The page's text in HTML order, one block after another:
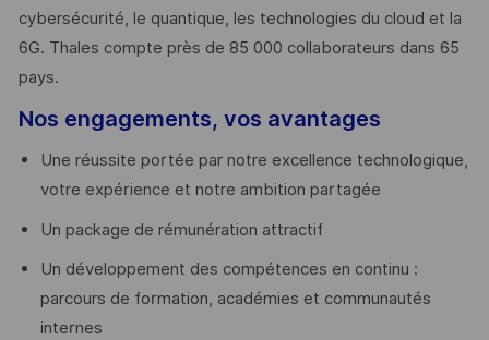
cybersécurité, le quantique, les technologies du cloud et la
6G. Thales compte près de 85 000 collaborateurs dans 65
pays. ​
Nos engagements, vos avantages
Une réussite portée par notre excellence technologique,
votre expérience et notre ambition partagée
Un package de rémunération attractif
Un développement des compétences en continu :
parcours de formation, académies et communautés
internes